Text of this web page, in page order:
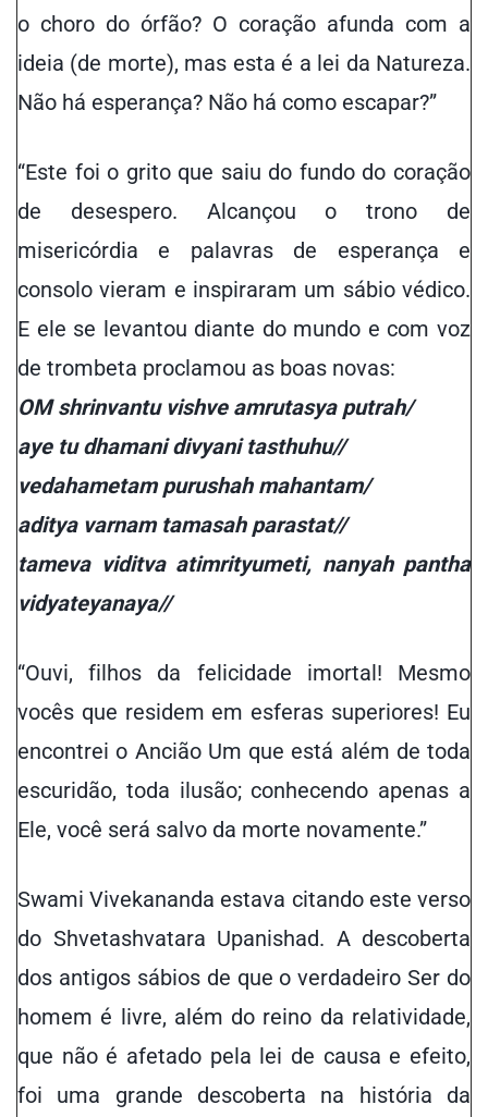
o choro do órfão? O coração afunda com a
ideia (de morte), mas esta é a lei da Natureza.
Não há esperança? Não há como escapar?”
“Este foi o grito que saiu do fundo do coração
de desespero. Alcançou o trono de
misericórdia e palavras de esperança e
consolo vieram e inspiraram um sábio védico.
E ele se levantou diante do mundo e com voz
de trombeta proclamou as boas novas:
OM shrinvantu vishve amrutasya putrah/
aye tu dhamani divyani tasthuhu//
vedahametam purushah mahantam/
aditya varnam tamasah parastat//
tameva viditva atimrityumeti, nanyah pantha
vidyateyanaya//
“Ouvi, filhos da felicidade imortal! Mesmo
vocês que residem em esferas superiores! Eu
encontrei o Ancião Um que está além de toda
escuridão, toda ilusão; conhecendo apenas a
Ele, você será salvo da morte novamente.”
Swami Vivekananda estava citando este verso
do Shvetashvatara Upanishad. A descoberta
dos antigos sábios de que o verdadeiro Ser do
homem é livre, além do reino da relatividade,
que não é afetado pela lei de causa e efeito,
foi uma grande descoberta na história da